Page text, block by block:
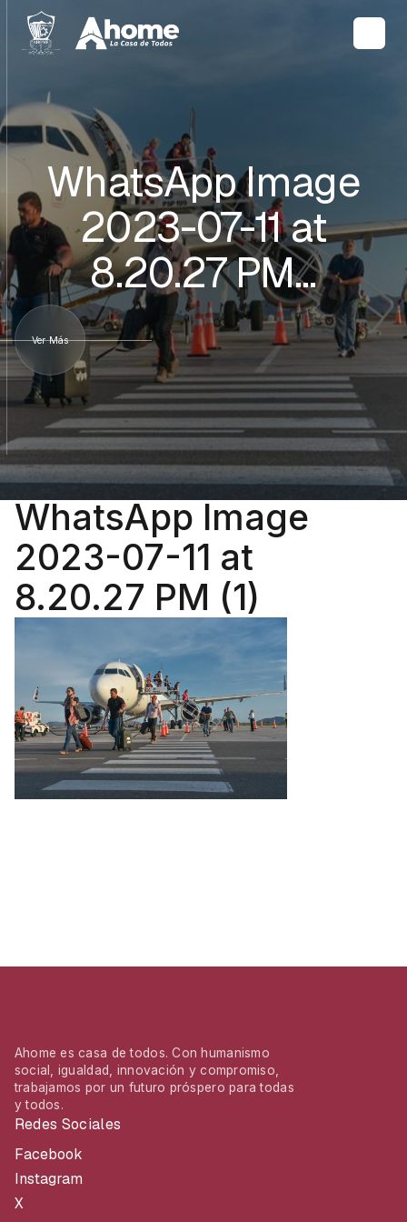
WhatsApp Image
2023-07-11 at
8.20.27 PM…
Ver Más
WhatsApp Image
2023-07-11 at
8.20.27 PM (1)
Ahome es casa de todos. Con humanismo
social, igualdad, innovación y compromiso,
trabajamos por un futuro próspero para todas
y todos.
Redes Sociales
Facebook
Instagram
X